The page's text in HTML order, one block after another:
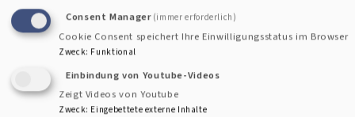
So, 9.8. 10 Uhr
Gottesdienst
Christuskirche
Roding
Kirchengemeinde Sie
gehören, können Sie ganz
Consent Manager (immer erforderlich)
Cookie Consent speichert Ihre Einwilligungsstatus im Browser
Zweck: Funktional
Einbindung von Youtube-Videos
Zeigt Videos von Youtube
Zweck: Eingebettete externe Inhalte